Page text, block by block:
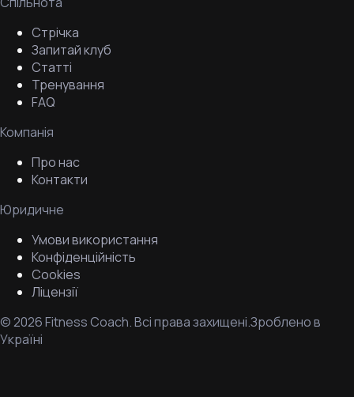
Стрічка
Запитай клуб
Статті
Тренування
FAQ
Компанія
Про нас
Контакти
Юридичне
Умови використання
Конфіденційність
Cookies
Ліцензії
©2026Fitness Coach.Всі права захищені.Зроблено в
Україні